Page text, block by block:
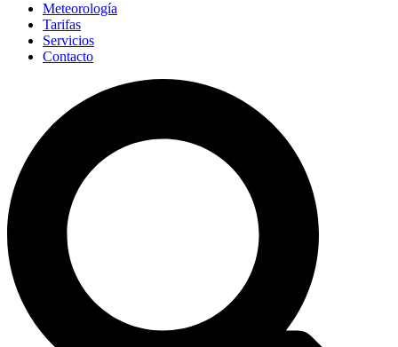
Meteorología
Tarifas
Servicios
Contacto